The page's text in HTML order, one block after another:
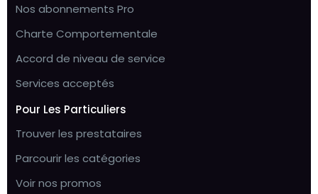
Nos abonnements Pro
Charte Comportementale
Accord de niveau de service
Services acceptés
Pour Les Particuliers
Trouver les prestataires
Parcourir les catégories
Voir nos promos